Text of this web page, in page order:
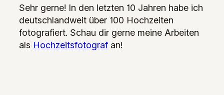
Sehr gerne! In den letzten 10 Jahren habe ich
deutschlandweit über 100 Hochzeiten
fotografiert. Schau dir gerne meine Arbeiten
als Hochzeitsfotograf an!